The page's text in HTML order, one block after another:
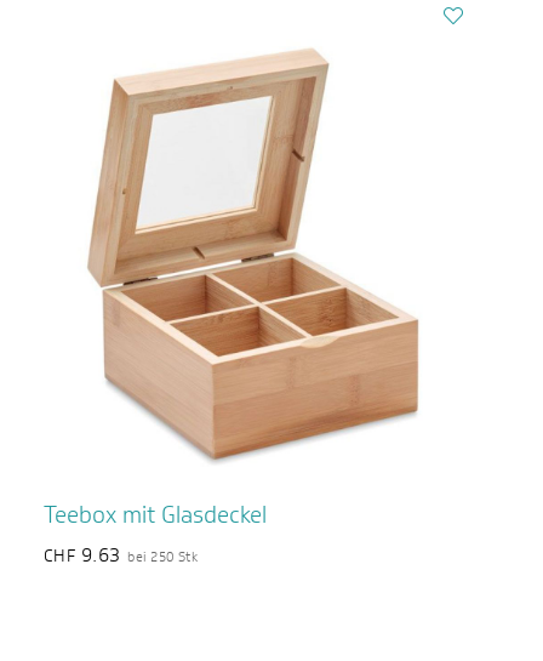
Teebox mit Glasdeckel
CHF 9.63 bei 250 Stk